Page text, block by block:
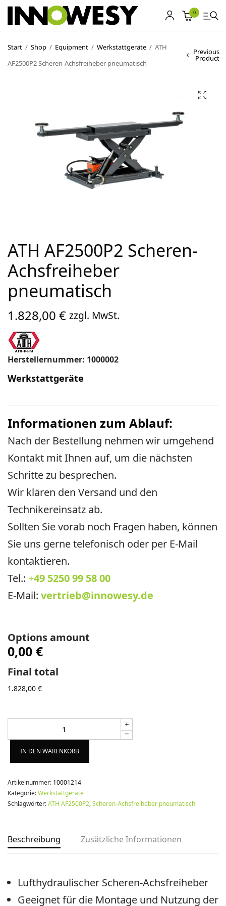
0
Start / Shop / Equipment / Werkstattgeräte / ATH
AF2500P2 Scheren-Achsfreiheber pneumatisch
Previous
Product
ATH AF2500P2 Scheren-
Achsfreiheber
pneumatisch
1.828,00€ zzgl. MwSt.
Herstellernummer: 1000002
Werkstattgeräte
Informationen zum Ablauf:
Nach der Bestellung nehmen wir umgehend
Kontakt mit Ihnen auf, um die nächsten
Schritte zu besprechen.
Wir klären den Versand und den
Technikereinsatz ab.
Sollten Sie vorab noch Fragen haben, können
Sie uns gerne telefonisch oder per E-Mail
kontaktieren.
Tel.: +49 5250 99 58 00
E-Mail:vertrieb@innowesy.de
Options amount
0,00 €
Final total
1.828,00 €
IN DEN WARENKORB
Artikelnummer: 10001214
Kategorie:Werkstattgeräte
Schlagwörter:ATH AF2500P2,Scheren-Achsfreiheber pneumatisch
Beschreibung Zusätzliche Informationen
Lufthydraulischer Scheren-Achsfreiheber
Geeignet für die Montage und Nutzung der
Shop
Sonderposten